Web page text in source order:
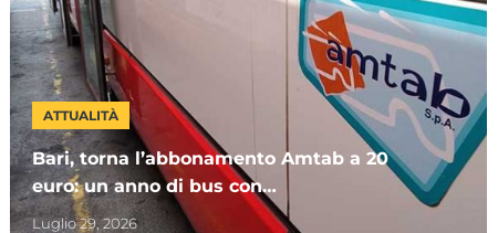
ATTUALITÀ
Bari, torna l’abbonamento Amtab a 20
euro: un anno di bus con
“MUVTinBUS365”. Chi può sottoscriverlo
Luglio 29, 2026